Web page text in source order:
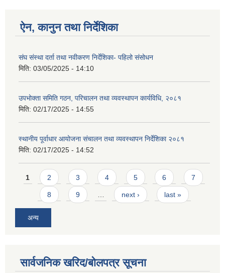
ऐन, कानुन तथा निर्देशिका
संघ संस्था दर्ता तथा नवीकरण निर्देशिका- पहिलो संसोधन
मिति: 03/05/2025 - 14:10
उपभोक्ता समिति गठन, परिचालन तथा व्यवस्थापन कार्यविधि, २०८१
मिति: 02/17/2025 - 14:55
स्थानीय पूर्वाधार आयोजना संचालन तथा व्यवस्थापन निर्देशिका २०८१
मिति: 02/17/2025 - 14:52
Pages
1 2 3 4 5 6 7
8 9 next › last »
अन्य
सार्वजनिक खरिद/बोलपत्र सूचना